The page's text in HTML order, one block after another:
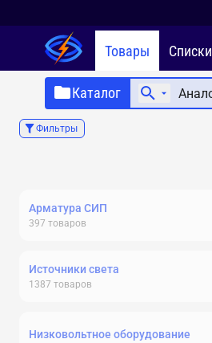
Товары Списки
Каталог
Фильтры
Арматура СИП
397 товаров
Источники света
1387 товаров
Низковольтное оборудование